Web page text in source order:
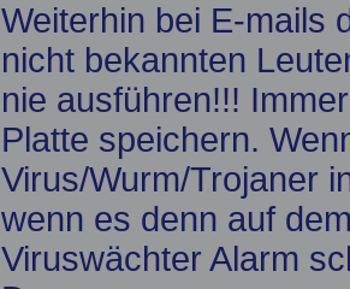
Weiterhin bei E-mails
nicht bekannten
nie ausführen!!!
Platte speichern.
Virus/Wurm/Trojaner
wenn es denn auf
Viruswächter Alarm